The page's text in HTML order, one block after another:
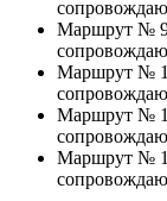
Маршрут №
Маршрут №
Маршрут №
Маршрут №